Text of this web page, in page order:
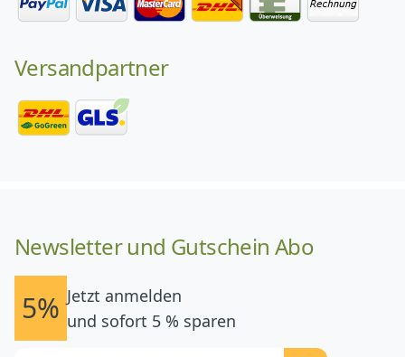
Versandpartner
Newsletter und Gutschein Abo
5% Jetzt anmelden
und sofort 5 % sparen